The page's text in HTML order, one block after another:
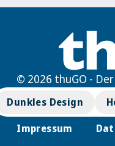
© 2026 thuGO -
Dunkles Design
Impressum